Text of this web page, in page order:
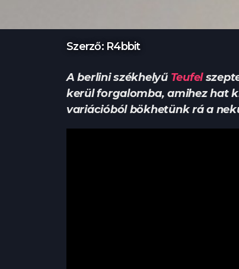
Szerző: R4bbit
A berlini székhelyű Teufel
kerül forgalomba, amihez hat
variációból bökhetünk rá a